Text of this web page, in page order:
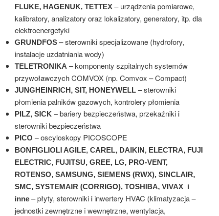
FLUKE, HAGENUK, TETTEX – urządzenia pomiarowe,
kalibratory, analizatory oraz lokalizatory, generatory, itp. dla
elektroenergetyki
GRUNDFOS – sterowniki specjalizowane (hydrofory,
instalacje uzdatniania wody)
TELETRONIKA – komponenty szpitalnych systemów
przywoławczych COMVOX (np. Comvox – Compact)
JUNGHEINRICH, SIT, HONEYWELL – sterowniki
płomienia palników gazowych, kontrolery płomienia
PILZ, SICK – bariery bezpieczeństwa, przekaźniki i
sterowniki bezpieczeństwa
PICO – oscyloskopy PICOSCOPE
BONFIGLIOLI AGILE, CAREL, DAIKIN, ELECTRA, FUJI
ELECTRIC, FUJITSU, GREE, LG, PRO-VENT,
ROTENSO, SAMSUNG, SIEMENS (RWX), SINCLAIR,
SMC, SYSTEMAIR (CORRIGO), TOSHIBA, VIVAX i
inne – płyty, sterowniki i inwertery HVAC (klimatyzacja –
jednostki zewnętrzne i wewnętrzne, wentylacja,